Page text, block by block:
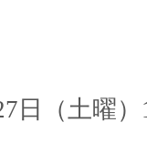
日（土曜）